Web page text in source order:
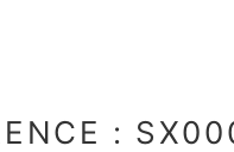
: